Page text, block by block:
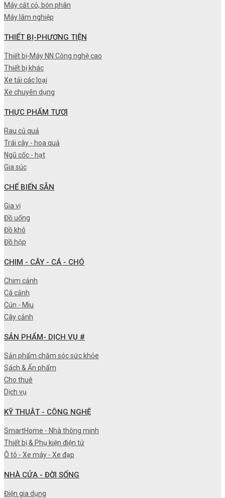
Máy cắt cỏ, bón phân
Máy lâm nghiệp
THIẾT BỊ-PHƯƠNG TIỆN
Thiết bị-Máy NN Công nghệ cao
Thiết bị khác
Xe tải các loại
Xe chuyên dụng
THỰC PHẨM TƯƠI
Rau củ quả
Trái cây - hoa quả
Ngũ cốc - hạt
Gia súc
CHẾ BIẾN SẴN
Gia vị
Đồ uống
Đồ khô
Đồ hộp
CHIM - CÂY - CÁ - CHÓ
Chim cảnh
Cá cảnh
Cún - Miu
Cây cảnh
SẢN PHẨM- DỊCH VỤ #
Sản phẩm chăm sóc sức khỏe
Sách & Ấn phẩm
Cho thuê
Dịch vụ
KỸ THUẬT - CÔNG NGHỆ
SmartHome - Nhà thông minh
Thiết bị & Phụ kiện điện tử
Ô tô - Xe máy - Xe đạp
NHÀ CỬA - ĐỜI SỐNG
Điện gia dụng